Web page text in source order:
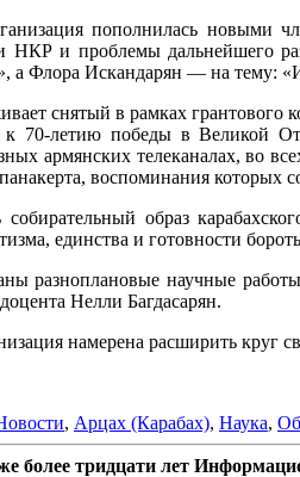
пополнилась новыми
НКР и проблемы дальнейшего
а Флора Искандарян — на тему:
снятый в рамках
70-летию победы в Великой
армянских телеканалах, во
воспоминания которых
образ
единства и готовности
разноплановые научные
Нелли Багдасарян.
намерена расширить круг
, Арцах (Карабах), Наука,
более тридцати лет